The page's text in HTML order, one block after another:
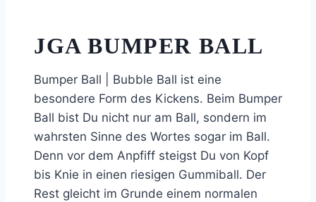
JGA BUMPER BALL
Bumper Ball | Bubble Ball ist eine
besondere Form des Kickens. Beim Bumper
Ball bist Du nicht nur am Ball, sondern im
wahrsten Sinne des Wortes sogar im Ball.
Denn vor dem Anpfiff steigst Du von Kopf
bis Knie in einen riesigen Gummiball. Der
Rest gleicht im Grunde einem normalen